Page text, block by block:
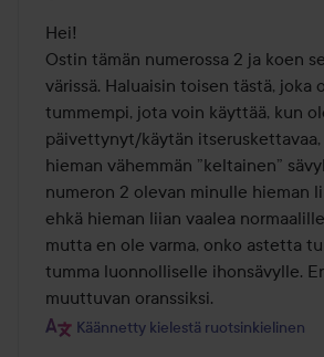
Hei!
Ostin tämän numerossa 2 ja koen
värissä. Haluaisin toisen tästä, joka
tummempi, jota voin käyttää, kun
päivettynyt/käytän itseruskettavaa,
hieman vähemmän ”keltainen”
numeron 2 olevan minulle hieman
ehkä hieman liian vaalea
mutta en ole varma, onko astetta
tumma luonnolliselle ihonsävylle.
muuttuvan oranssiksi.
Käännetty kielestä ruotsinkielinen